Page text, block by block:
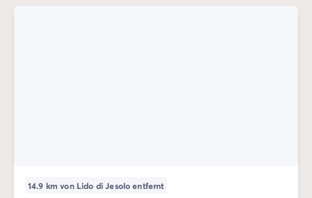
14.9 km von Lido di Jesolo entfernt